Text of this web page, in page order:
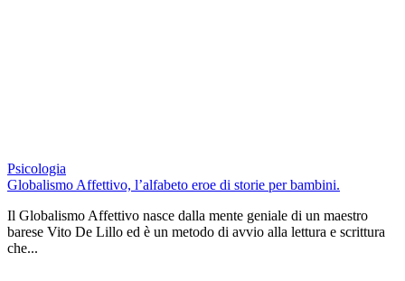
Psicologia
Globalismo Affettivo, l’alfabeto eroe di storie per bambini.
Il Globalismo Affettivo nasce dalla mente geniale di un maestro
barese Vito De Lillo ed è un metodo di avvio alla lettura e scrittura
che...